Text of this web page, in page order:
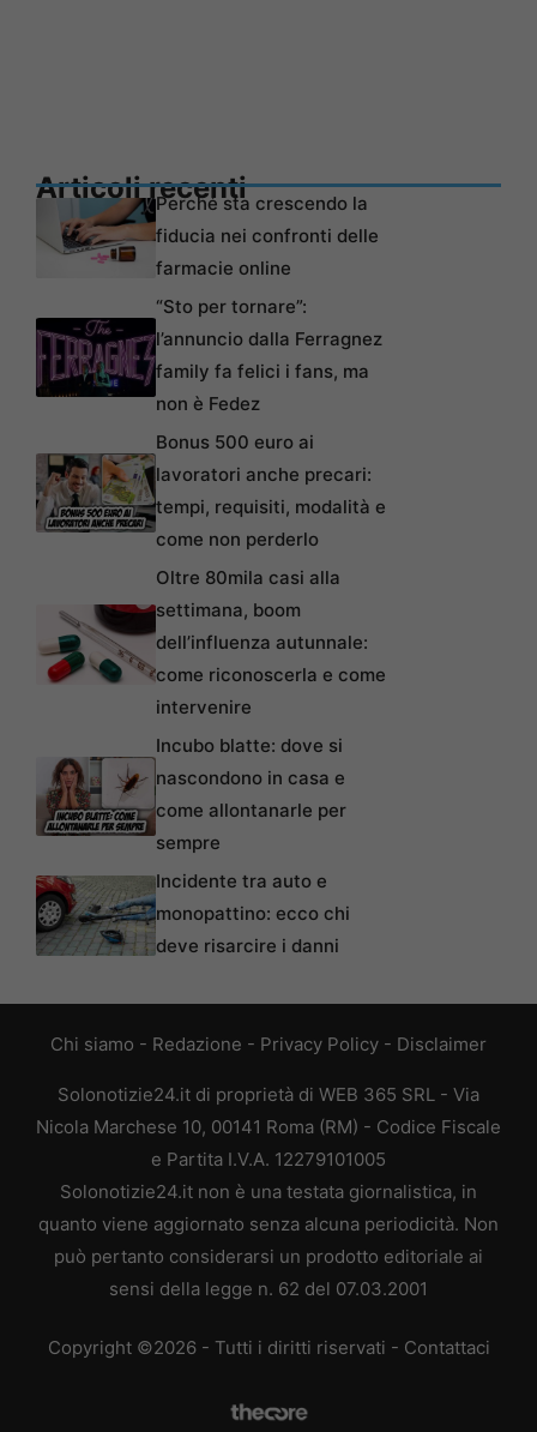
Articoli recentiPerché sta crescendo la
fiducia nei confronti delle
farmacie online
“Sto per tornare”:
l’annuncio dalla Ferragnez
family fa felici i fans, ma
non è Fedez
Bonus 500 euro ai
lavoratori anche precari:
tempi, requisiti, modalità e
come non perderlo
Oltre 80mila casi alla
settimana, boom
dell’influenza autunnale:
come riconoscerla e come
intervenire
Incubo blatte: dove si
nascondono in casa e
come allontanarle per
sempre
Incidente tra auto e
monopattino: ecco chi
deve risarcire i danni
Chi siamo - Redazione - Privacy Policy - Disclaimer
Solonotizie24.it di proprietà di WEB 365 SRL - Via
Nicola Marchese 10, 00141 Roma (RM) - Codice Fiscale
e Partita I.V.A. 12279101005
Solonotizie24.it non è una testata giornalistica, in
quanto viene aggiornato senza alcuna periodicità. Non
può pertanto considerarsi un prodotto editoriale ai
sensi della legge n. 62 del 07.03.2001
Copyright ©2026 - Tutti i diritti riservati - Contattaci